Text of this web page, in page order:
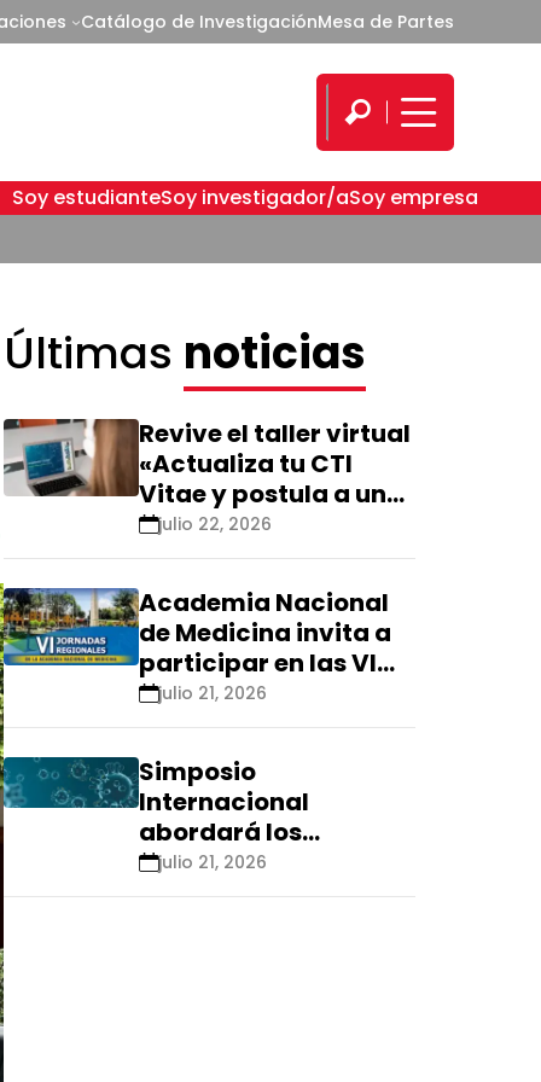
Catálogo de InvestigaciónMesa de Partes
Soy estudianteSoy investigador/aSoy empresa
Últimas noticias
Revive el taller virtual
«Actualiza tu CTI
Vitae y postula a una
nueva calificación
Renacyt»
julio 22, 2026
Academia Nacional
de Medicina invita a
participar en las VI
Jornadas Regionales
que se realizarán en
Ica
julio 21, 2026
Simposio
Internacional
abordará los
aspectos éticos de
las tecnologías
julio 21, 2026